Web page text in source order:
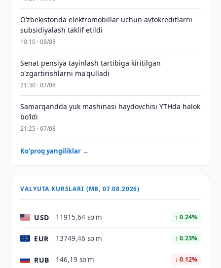
O‘zbekistonda elektromobillar uchun avtokreditlarni
subsidiyalash taklif etildi
10:10 · 08/08
Senat pensiya tayinlash tartibiga kiritilgan
o'zgartirishlarni ma'qulladi
21:30 · 07/08
Samarqandda yuk mashinasi haydovchisi YTHda halok
bo‘ldi
21:25 · 07/08
Ko'proq yangiliklar →
VALYUTA KURSLARI (MB, 07.08.2026)
USD 11915,64 so'm ↑ 0.24%
EUR 13749,46 so'm ↑ 0.23%
RUB 146,19 so'm ↓ 0.12%